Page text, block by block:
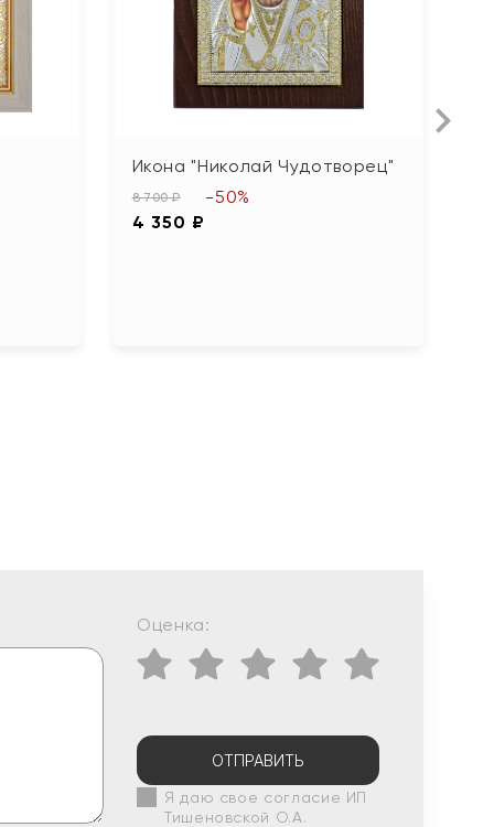
Икона "Николай Чудотворец"
8 700 ₽
4 350 ₽
-50%
Оценка:
ОТПРАВИТЬ
Я даю свое согласие ИП
Тишеновской О.А.